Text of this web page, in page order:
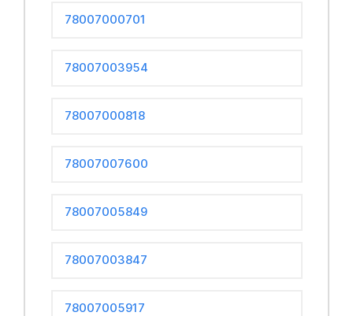
78007000701
78007003954
78007000818
78007007600
78007005849
78007003847
78007005917